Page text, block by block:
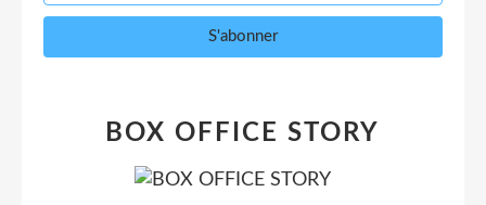
BOX OFFICE STORY